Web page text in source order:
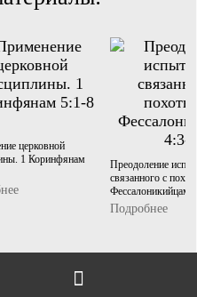
Истины»
Истины»
церковной
1 Коринфянам
Преодоление
связанного с
Фессалоникийцам
Подробнее